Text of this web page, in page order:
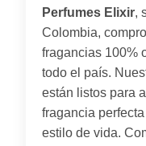
Perfumes Elixir,
Colombia,
fragancias 100%
todo el país.
están listos para
fragancia
estilo de vida.